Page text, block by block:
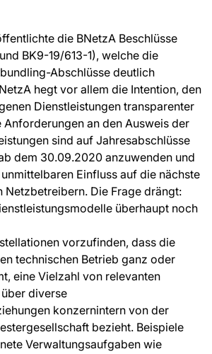
die BNetzA Beschlüsse
BK9-19/613-1), welche die
Abschlüsse deutlich
hegt vor allem die Intention, den
Dienstleistungen transparenter
Anforderungen an den Ausweis der
sind auf Jahresabschlüsse
dem 30.09.2020 anzuwenden und
Einfluss auf die nächste
Netzbetreibern. Die Frage drängt:
überhaupt noch
vorzufinden, dass die
technischen Betrieb ganz oder
eine Vielzahl von relevanten
diverse
konzernintern von der
bezieht. Beispiele
Verwaltungsaufgaben wie